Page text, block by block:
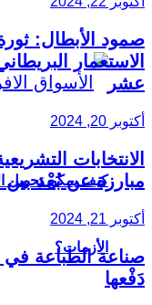
كيف يمكن تحويل
الأزمات؟
صمود الأبطال:
الاستعمار
عشر
أكتوبر 20, 2024
الانتخابات
مبارزة عن بُعْد
أكتوبر 21, 2024
صناعة الطباعة في
دَفْعها